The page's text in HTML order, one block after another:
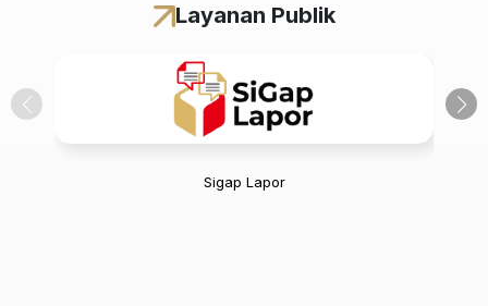
Layanan Publik
Sigap Lapor